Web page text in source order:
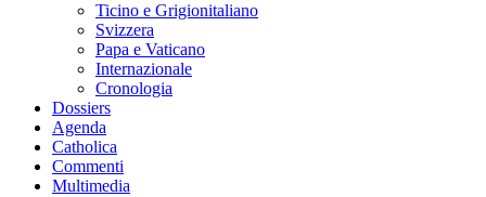
Ticino e Grigionitaliano
Svizzera
Papa e Vaticano
Internazionale
Cronologia
Dossiers
Agenda
Catholica
Commenti
Multimedia